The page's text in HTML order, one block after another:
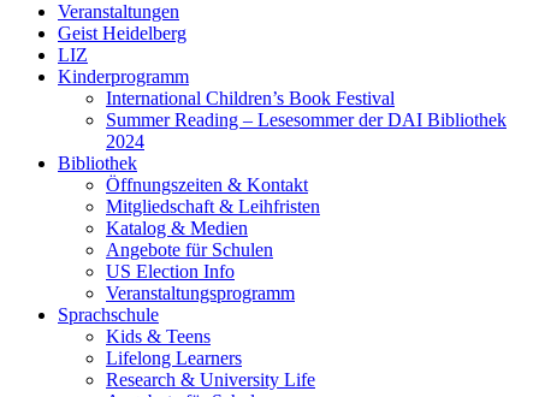
Veranstaltungen
Geist Heidelberg
LIZ
Kinderprogramm
International Children’s Book Festival
Summer Reading – Lesesommer der DAI Bibliothek
2024
Bibliothek
Öffnungszeiten & Kontakt
Mitgliedschaft & Leihfristen
Katalog & Medien
Angebote für Schulen
US Election Info
Veranstaltungsprogramm
Sprachschule
Kids & Teens
Lifelong Learners
Research & University Life